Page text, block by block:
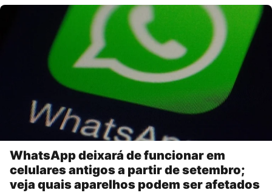
WhatsApp deixará de funcionar em
celulares antigos a partir de setembro;
veja quais aparelhos podem ser afetados